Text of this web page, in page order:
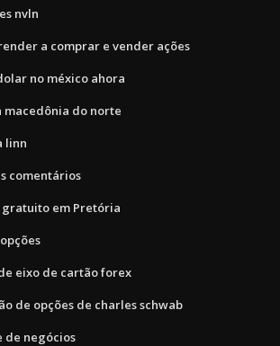
nvln
a comprar e vender ações
no méxico ahora
macedônia do norte
linn
comentários
em Pretória
eixo de cartão forex
de opções de charles schwab
de negócios